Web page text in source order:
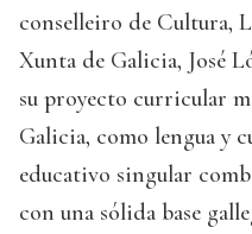
conselleiro de Cultura,
Xunta de Galicia, José
su proyecto curricular
Galicia, como lengua y
educativo singular
con una sólida base